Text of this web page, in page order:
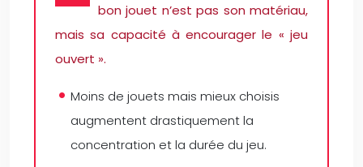
bon jouet n’est pas son matériau,
mais sa capacité à encourager le « jeu
ouvert ».
Moins de jouets mais mieux choisis
augmentent drastiquement la
concentration et la durée du jeu.